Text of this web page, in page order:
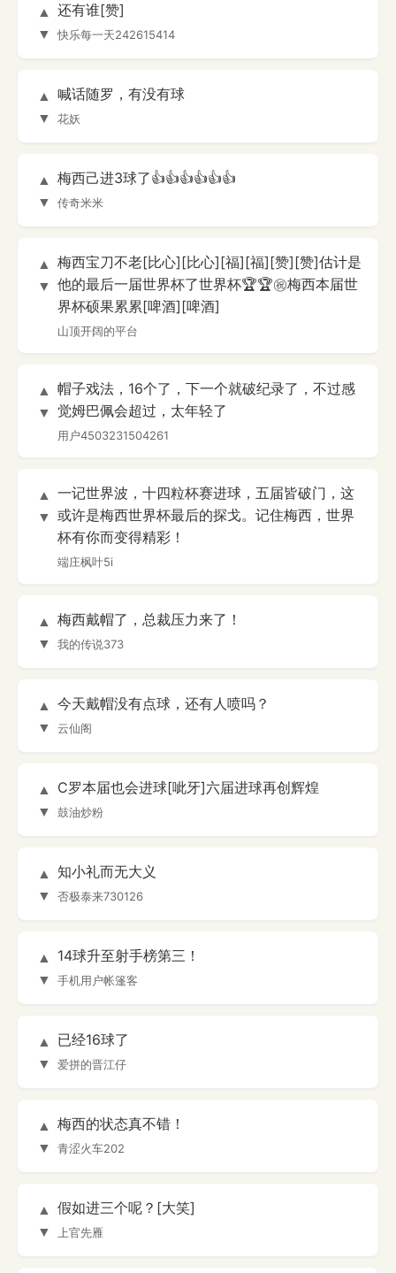
▲
▼
还有谁[赞]
快乐每一天242615414
▲
▼
喊话随罗，有没有球
花妖
▲
▼
梅西己进3球了👍👍👍👍👍👍
传奇米米
▲
▼
梅西宝刀不老[比心][比心][福][福][赞][赞]估计是
他的最后一届世界杯了世界杯🏆🏆㊗️梅西本届世
界杯硕果累累[啤酒][啤酒]
山顶开阔的平台
▲
▼
帽子戏法，16个了，下一个就破纪录了，不过感
觉姆巴佩会超过，太年轻了
用户4503231504261
▲
▼
一记世界波，十四粒杯赛进球，五届皆破门，这
或许是梅西世界杯最后的探戈。记住梅西，世界
杯有你而变得精彩！
端庄枫叶5i
▲
▼
梅西戴帽了，总裁压力来了！
我的传说373
▲
▼
今天戴帽没有点球，还有人喷吗？
云仙阁
▲
▼
C罗本届也会进球[呲牙]六届进球再创辉煌
鼓油炒粉
▲
▼
知小礼而无大义
否极泰来730126
▲
▼
14球升至射手榜第三！
手机用户帐篷客
▲
▼
已经16球了
爱拼的晋江仔
▲
▼
梅西的状态真不错！
青涩火车202
▲
▼
假如进三个呢？[大笑]
上官先雁